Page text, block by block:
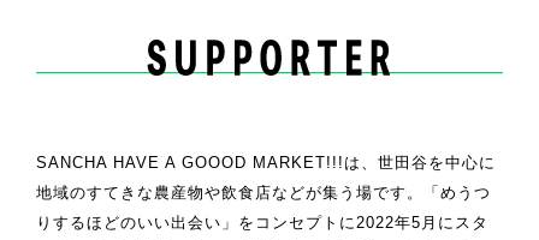
SANCHA HAVE A GOOOD MARKET!!!は、世田谷を中心に
地域のすてきな農産物や飲食店などが集う場です。「めうつ
りするほどのいい出会い」をコンセプトに2022年5月にスタ